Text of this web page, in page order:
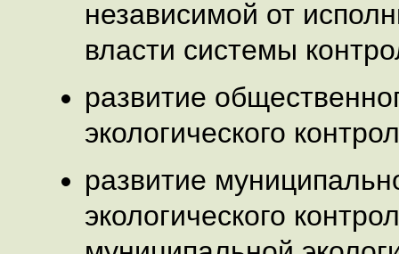
независимой от
власти системы
развитие
экологического
развитие
экологического